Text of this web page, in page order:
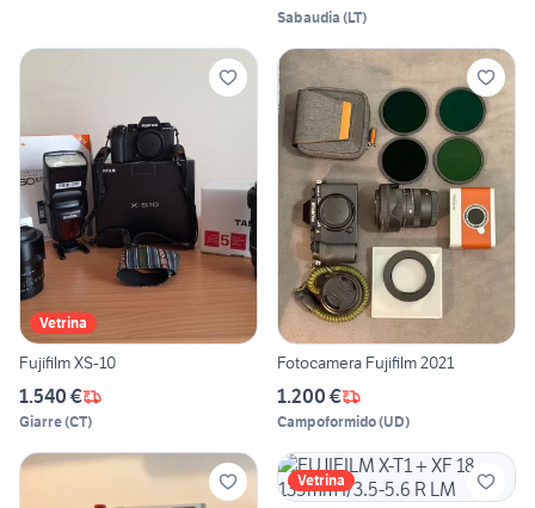
Sabaudia (LT)
Vetrina
Fujifilm XS-10
1.540 €
Giarre(CT)
Fotocamera Fujifilm 2021
1.200 €
Campoformido(UD)
Vetrina